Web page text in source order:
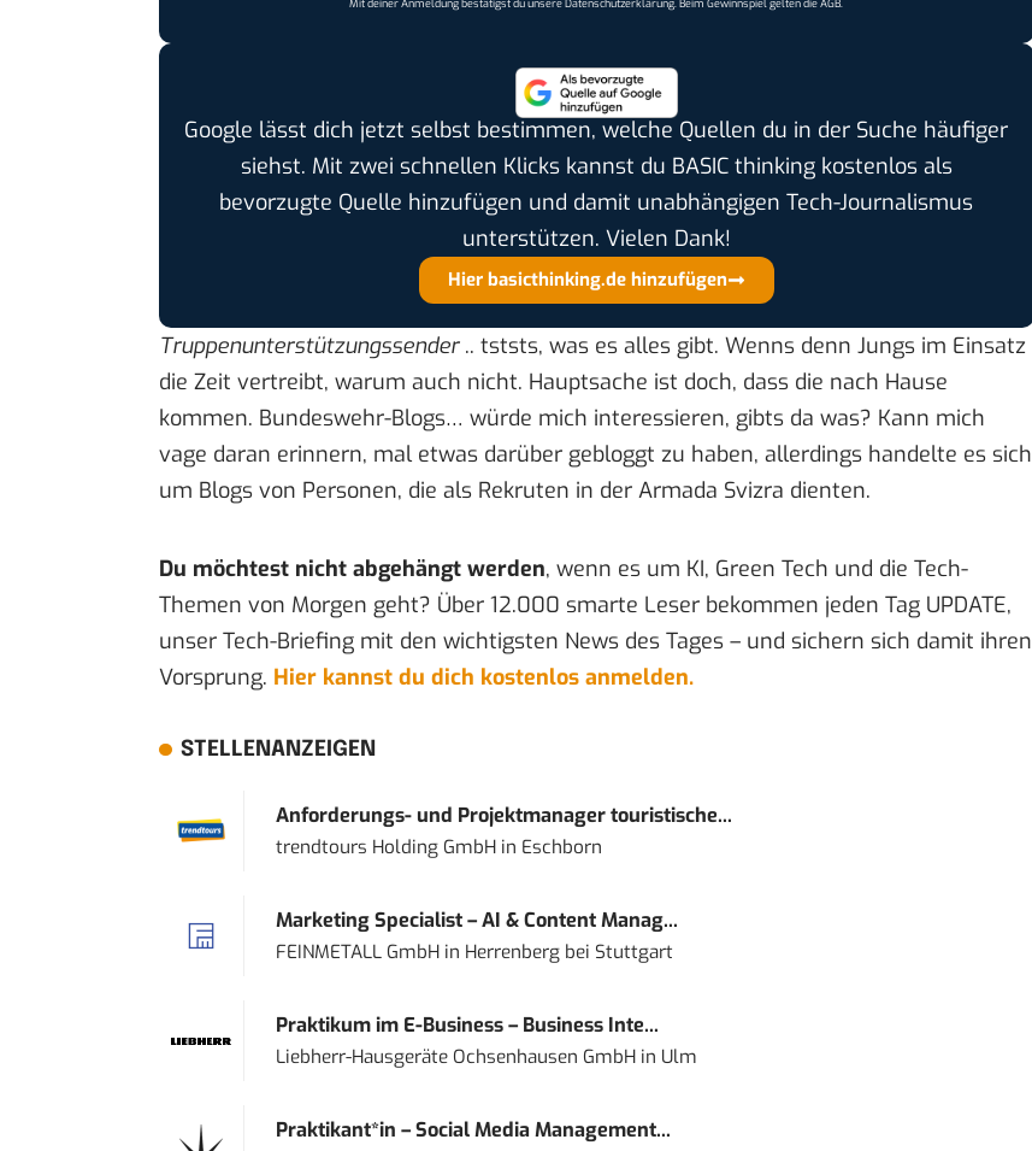
Mit deiner Anmeldung bestätigst du unsereDatenschutzerklärung. Beim Gewinnspiel gelten dieAGB.
Google lässt dich jetzt selbst bestimmen, welche Quellen du in der Suche häufiger
siehst. Mit zwei schnellen Klicks kannst du BASIC thinking kostenlos als
bevorzugte Quelle hinzufügen und damit unabhängigen Tech-Journalismus
unterstützen. Vielen Dank!
Hier basicthinking.de hinzufügen
Truppenunterstützungssender.. tststs, was es alles gibt. Wenns denn Jungs im Einsatz
die Zeit vertreibt, warum auch nicht. Hauptsache ist doch, dass die nach Hause
kommen. Bundeswehr-Blogs… würde mich interessieren, gibts da was? Kann mich
vage daran erinnern, mal etwas darüber gebloggt zu haben, allerdings handelte es sich
um Blogs von Personen, die als Rekruten in der Armada Svizra dienten.
Du möchtest nicht abgehängt werden, wenn es um KI, Green Tech und die Tech-
Themen von Morgen geht? Über 12.000 smarte Leser bekommen jeden Tag UPDATE,
unser Tech-Briefing mit den wichtigsten News des Tages – und sichern sich damit ihren
Vorsprung. Hier kannst du dich kostenlos anmelden.
STELLENANZEIGEN
Anforderungs- und Projektmanager touristische...
trendtours Holding GmbHin Eschborn
Marketing Specialist – AI & Content Manag...
FEINMETALL GmbHin Herrenberg bei Stuttgart
Praktikum im E-Business – Business Inte...
Liebherr-Hausgeräte Ochsenhausen GmbHin Ulm
Praktikant*in – Social Media Management...